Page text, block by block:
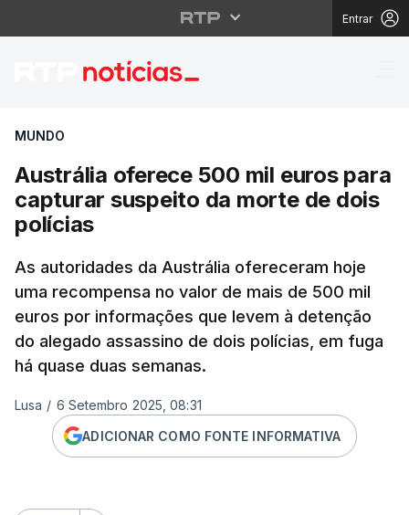
Entrar
Austrália oferece 500
MUNDO
Austrália oferece 500 mil euros para
capturar suspeito da morte de dois
polícias
As autoridades da Austrália ofereceram hoje
uma recompensa no valor de mais de 500 mil
euros por informações que levem à detenção
do alegado assassino de dois polícias, em fuga
há quase duas semanas.
Lusa / 6 Setembro 2025, 08:31
ADICIONAR COMO FONTE INFORMATIVA